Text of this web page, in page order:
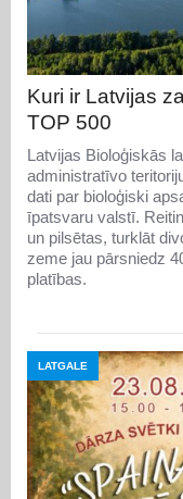
Kuri ir Latvijas
TOP 500
Latvijas Bioloģiskās
administratīvo
dati par bioloģiski
īpatsvaru valstī.
un pilsētas, turklāt
zeme jau pārsniedz
platības.
LATGALE